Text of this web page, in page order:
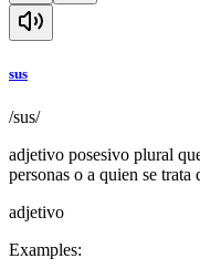
sus
/sus/
adjetivo posesivo plural
personas o a quien se trata
adjetivo
Examples: